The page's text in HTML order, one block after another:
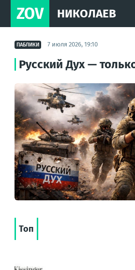
ZOV НИКОЛАЕВ
ПАБЛИКИ 7 июля 2026, 19:10
Русский Дух —
Топ